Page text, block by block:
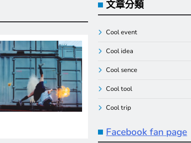
文章分類
Cool event
Cool idea
Cool sence
Cool tool
Cool trip
Facebook fan page